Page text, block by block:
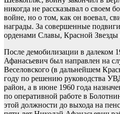
никогда не рассказывал о своем
войне, но о том, как он воевал,
награды. За совершенные
орденами Славы, Красной
После демобилизации в далеком
Афанасьевич был направлен на
Веселовского (в дальнейшем
году по решению руководства
район, а в июне 1960 года
по оперативной работе в
этой должности до выхода на